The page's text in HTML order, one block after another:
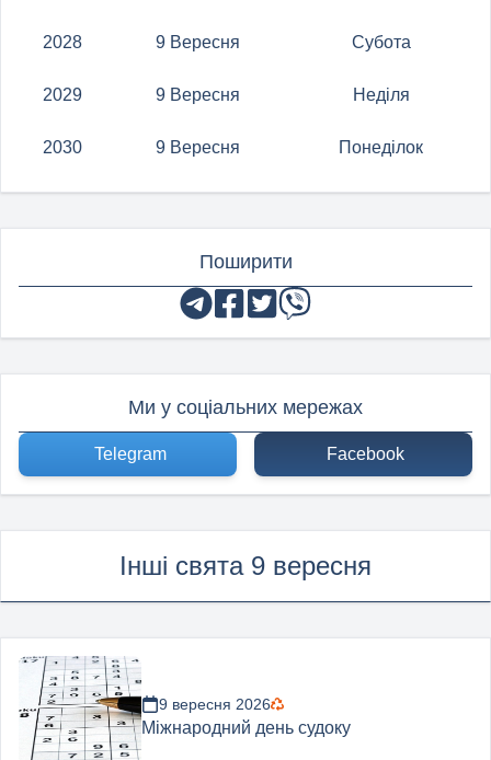
2028 9 Вересня Субота
2029 9 Вересня Неділя
2030 9 Вересня Понеділок
Поширити
Ми у соціальних мережах
Telegram Facebook
Інші свята 9 вересня
9 вересня 2026
Міжнародний день судоку